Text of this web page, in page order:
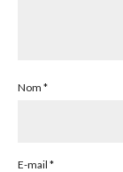
Nom *
E-mail *